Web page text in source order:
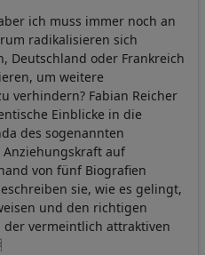
ich muss immer noch an
radikalisieren sich
Deutschland oder Frankreich
um weitere
verhindern? Fabian Reicher
Einblicke in die
des sogenannten
auf
von fünf Biografien
sie, wie es gelingt,
und den richtigen
der vermeintlich attraktiven